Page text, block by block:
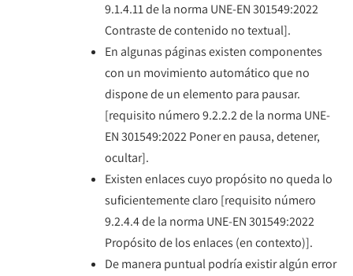
9.1.4.11 de la norma UNE-EN 301549:2022
Contraste de contenido no textual].
En algunas páginas existen componentes
con un movimiento automático que no
dispone de un elemento para pausar.
[requisito número 9.2.2.2 de la norma UNE-
EN 301549:2022 Poner en pausa, detener,
ocultar].
Existen enlaces cuyo propósito no queda lo
suficientemente claro [requisito número
9.2.4.4 de la norma UNE-EN 301549:2022
Propósito de los enlaces (en contexto)].
De manera puntual podría existir algún error